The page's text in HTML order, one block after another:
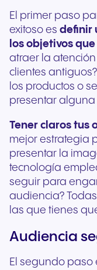
El primer paso
exitoso es definir
los objetivos
atraer la
clientes
los productos o
presentar
Tener claros tus
mejor estrategia
presentar la
tecnología
seguir para
audiencia?
las que tienes
Audiencia
El segundo paso